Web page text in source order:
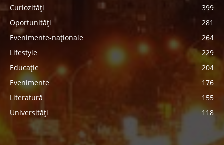
Curiozități
399
Oportunități
281
Evenimente-naționale
264
Lifestyle
229
Educație
204
Evenimente
176
Literatură
155
Universități
118